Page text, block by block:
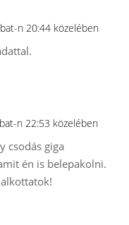
n 20:44 közelében
n 22:53 közelében
csodás giga
én is belepakolni.